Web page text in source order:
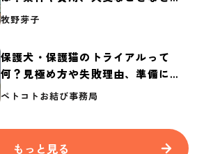
介
牧野芽子
保護犬・保護猫のトライアルって
何？見極め方や失敗理由、準備に必
要なものを紹介
ペトコトお結び事務局
もっと見る